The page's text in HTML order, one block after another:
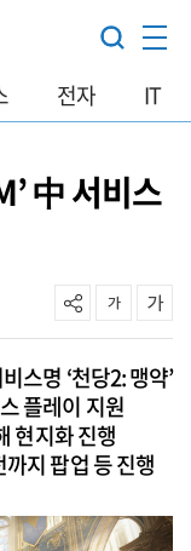
전자 IT
中 서비스
스명 ‘천당2: 맹약’
플레이 지원
현지화 진행
지 팝업 등 진행